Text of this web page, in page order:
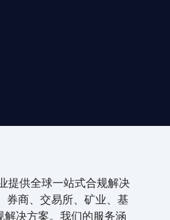
提供全球一站式合规解决
券商、交易所、矿业、基
决方案。我们的服务涵